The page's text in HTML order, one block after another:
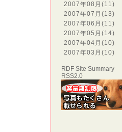
2007年08月 (11)
2007年07月 (13)
2007年06月 (11)
2007年05月 (14)
2007年04月 (10)
2007年03月 (10)
RDF Site Summary
RSS2.0